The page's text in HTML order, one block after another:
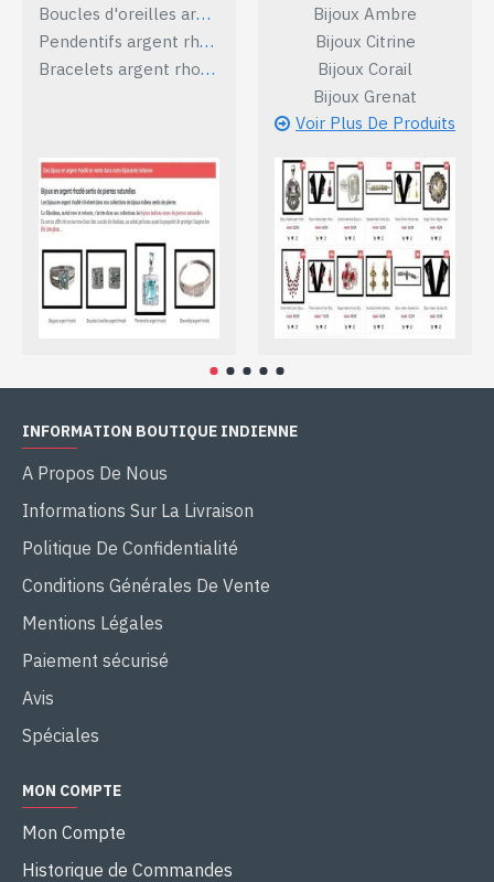
Boucles d'oreilles argent rhodié
Pendentifs argent rhodié
Bracelets argent rhodié
Bijoux Ambre
Bijoux Citrine
Bijoux Corail
Bijoux Grenat
Voir Plus De Produits
INFORMATION BOUTIQUE INDIENNE
A Propos De Nous
Informations Sur La Livraison
Politique De Confidentialité
Conditions Générales De Vente
Mentions Légales
Paiement sécurisé
Avis
Spéciales
MON COMPTE
Mon Compte
Historique de Commandes